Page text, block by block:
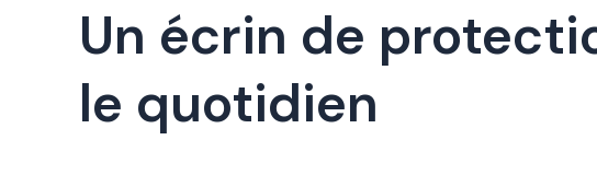
Un écrin de
le quotidien